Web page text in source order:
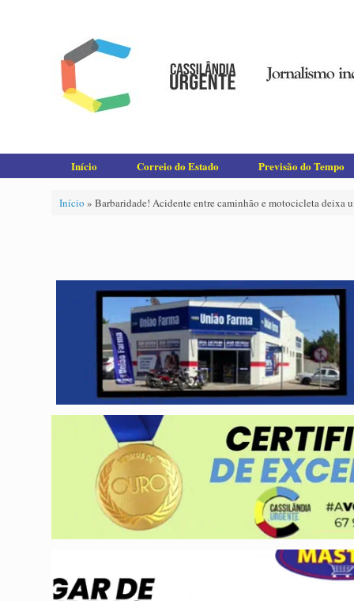
Início Correio do Estado Previsão do Tempo
Início » Barbaridade! Acidente entre caminhão e motocicleta deixa